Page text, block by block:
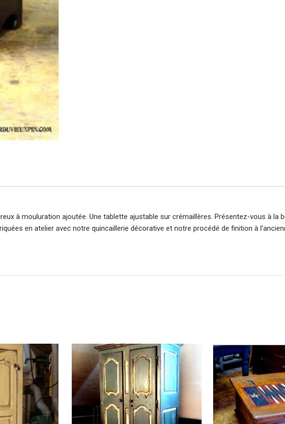
à mouluration ajoutée. Une tablette ajustable sur crémaillères. Présentez-vous à la
en atelier avec notre quincaillerie décorative et notre procédé de finition à